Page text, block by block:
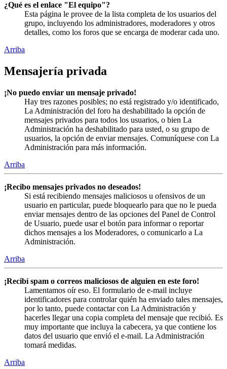
¿Qué es el enlace "El equipo"?
Esta página le provee de la lista completa de los usuarios del
grupo, incluyendo los administradores, moderadores y otros
detalles, como los foros que se encarga de moderar cada uno.
Arriba
Mensajería privada
¡No puedo enviar un mensaje privado!
Hay tres razones posibles; no está registrado y/o identificado,
La Administración del foro ha deshabilitado la opción de
mensajes privados para todos los usuarios, o bien La
Administración ha deshabilitado para usted, o su grupo de
usuarios, la opción de enviar mensajes. Comuníquese con La
Administración para más información.
Arriba
¡Recibo mensajes privados no deseados!
Si está recibiendo mensajes maliciosos u ofensivos de un
usuario en particular, puede bloquearlo para que no le pueda
enviar mensajes dentro de las opciones del Panel de Control
de Usuario, puede usar el botón para informar o reportar
dichos mensajes a los Moderadores, o comunicarlo a La
Administración.
Arriba
¡Recibí spam o correos maliciosos de alguien en este foro!
Lamentamos oír eso. El formulario de e-mail incluye
identificadores para controlar quién ha enviado tales mensajes,
por lo tanto, puede contactar con La Administración y
hacerles llegar una copia completa del mensaje que recibió. Es
muy importante que incluya la cabecera, ya que contiene los
datos del usuario que envió el e-mail. La Administración
tomará medidas.
Arriba